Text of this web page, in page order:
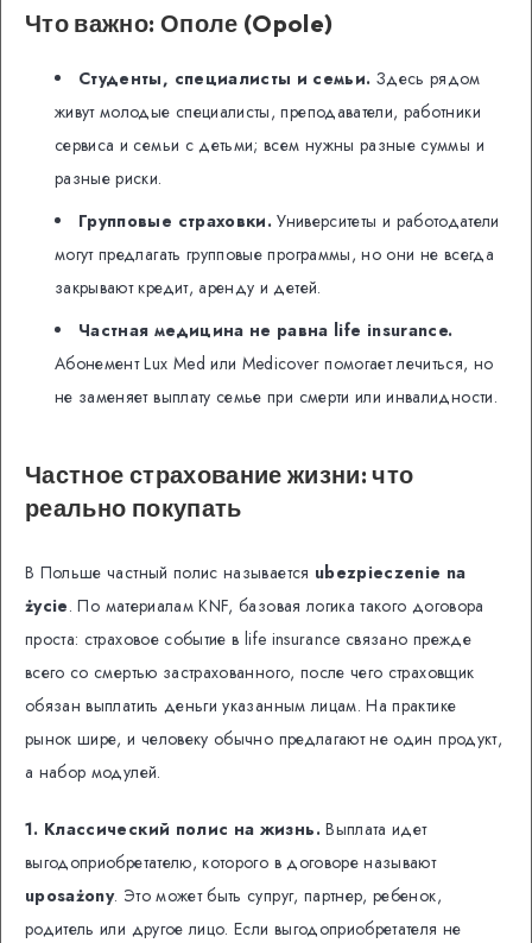
Что важно: Ополе (Opole)
Студенты, специалисты и семьи. Здесь рядом
живут молодые специалисты, преподаватели, работники
сервиса и семьи с детьми; всем нужны разные суммы и
разные риски.
Групповые страховки. Университеты и работодатели
могут предлагать групповые программы, но они не всегда
закрывают кредит, аренду и детей.
Частная медицина не равна life insurance.
Абонемент Lux Med или Medicover помогает лечиться, но
не заменяет выплату семье при смерти или инвалидности.
Частное страхование жизни: что
реально покупать
В Польше частный полис называется ubezpieczenie na
życie. По материалам KNF, базовая логика такого договора
проста: страховое событие в life insurance связано прежде
всего со смертью застрахованного, после чего страховщик
обязан выплатить деньги указанным лицам. На практике
рынок шире, и человеку обычно предлагают не один продукт,
а набор модулей.
1. Классический полис на жизнь.Выплата идет
выгодоприобретателю, которого в договоре называют
uposażony. Это может быть супруг, партнер, ребенок,
родитель или другое лицо. Если выгодоприобретателя не